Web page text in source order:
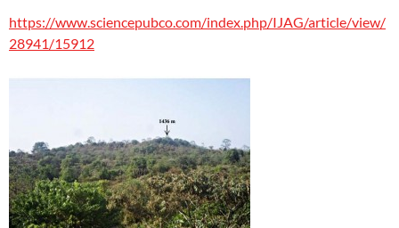
https://www.sciencepubco.com/index.php/IJAG/article/view/
28941/15912